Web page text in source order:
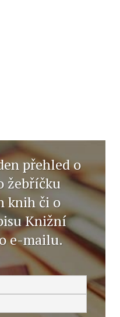
přehled o
žebříčku
knih či o
Knižní
e-mailu.